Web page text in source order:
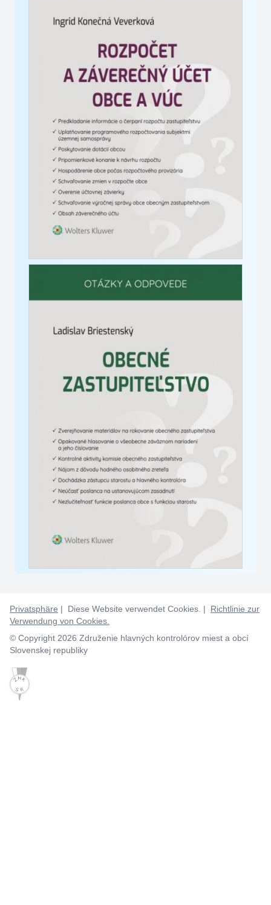
Privatsphäre | Diese Website verwendet Cookies. | Richtlinie zur
Verwendung von Cookies.
© Copyright 2026 Združenie hlavných kontrolórov miest a obcí
Slovenskej republiky